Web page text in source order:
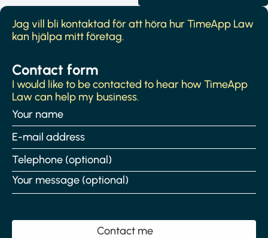
Jag vill bli kontaktad för att höra hur TimeApp Law
kan hjälpa mitt företag.
Contact form
I would like to be contacted to hear how TimeApp
Law can help my business.
Name
(Required)
E-
mail
address
(Required)
Telephone
number
Message